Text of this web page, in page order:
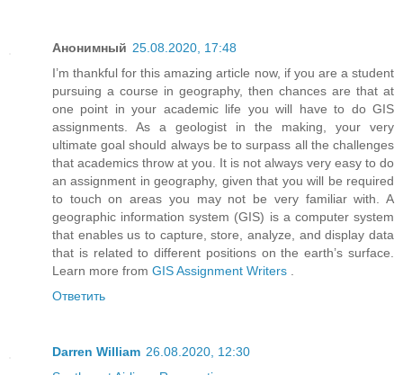
Анонимный 25.08.2020, 17:48
I’m thankful for this amazing article now, if you are a student
pursuing a course in geography, then chances are that at
one point in your academic life you will have to do GIS
assignments. As a geologist in the making, your very
ultimate goal should always be to surpass all the challenges
that academics throw at you. It is not always very easy to do
an assignment in geography, given that you will be required
to touch on areas you may not be very familiar with. A
geographic information system (GIS) is a computer system
that enables us to capture, store, analyze, and display data
that is related to different positions on the earth’s surface.
Learn more from GIS Assignment Writers
Ответить
Darren William 26.08.2020, 12:30